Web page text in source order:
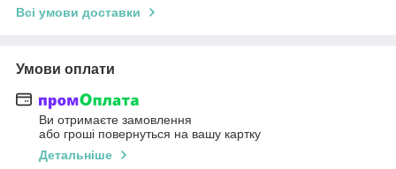
Всі умови доставки
Умови оплати
Ви отримаєте замовлення
або гроші повернуться на вашу картку
Детальніше